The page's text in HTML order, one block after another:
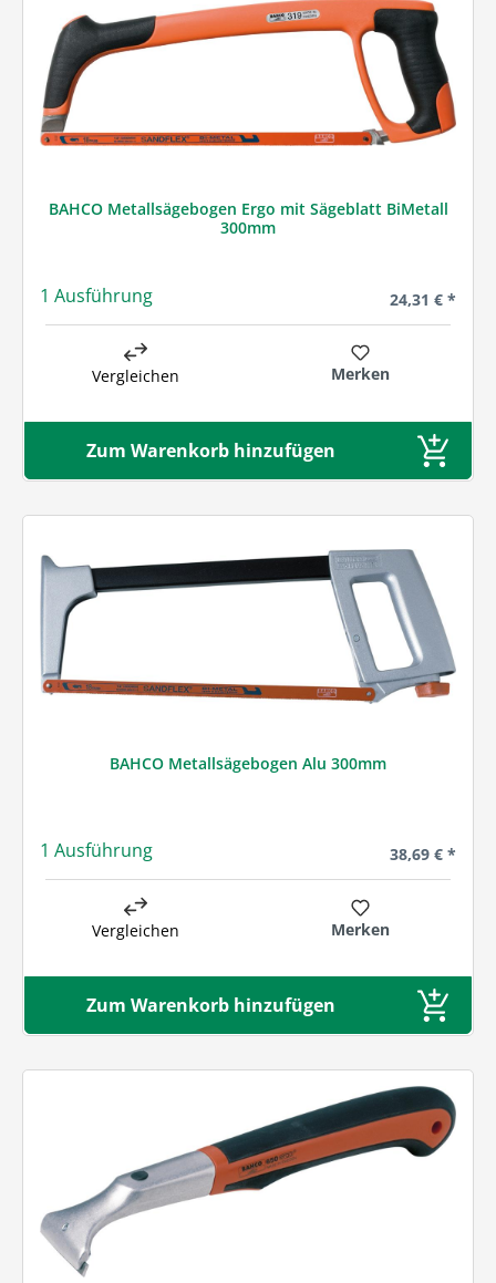
BAHCO Metallsägebogen Ergo mit Sägeblatt BiMetall
300mm
1 Ausführung Regulärer
24,31 € *
Vergleichen Merken
Zum Warenkorb hinzufügen
BAHCO Metallsägebogen Alu 300mm
1 Ausführung Regulärer
38,69 € *
Vergleichen Merken
Zum Warenkorb hinzufügen